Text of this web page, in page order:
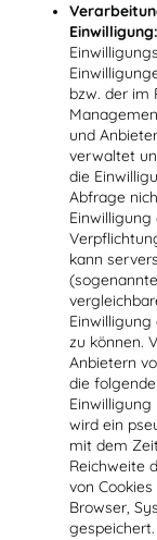
Einwilligung:
bzw. der im
und
verwaltet
die
Abfrage
kann
Einwilligung
zu können.
Anbietern
die
wird ein
mit dem
Reichweite
von
Browser,
gespeichert.